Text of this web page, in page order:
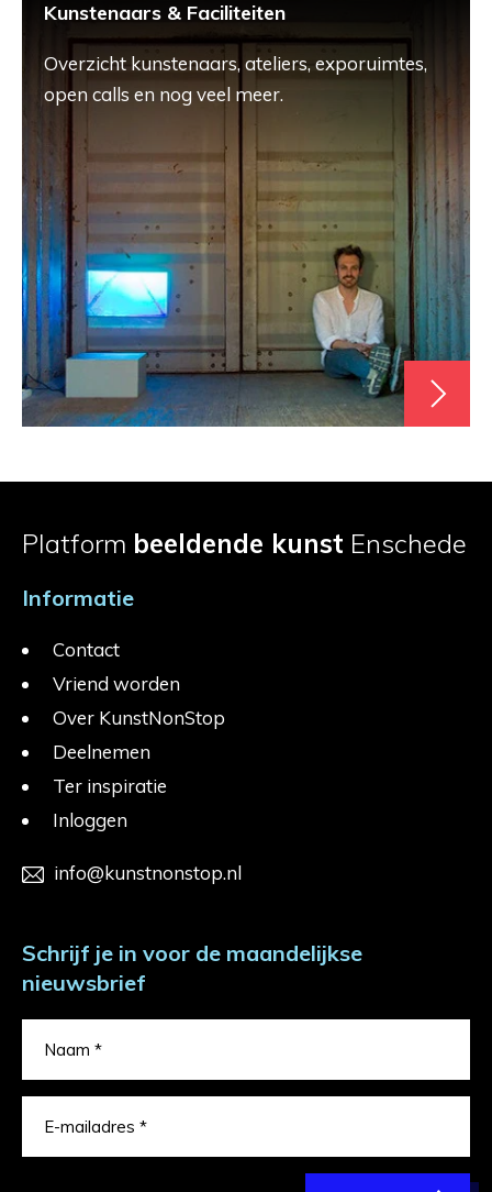
Kunstenaars & Faciliteiten
Overzicht kunstenaars, ateliers, exporuimtes,
open calls en nog veel meer.
Platform beeldende kunst Enschede
Informatie
Contact
Vriend worden
Over KunstNonStop
Deelnemen
Ter inspiratie
Inloggen
info@kunstnonstop.nl
Schrijf je in voor de maandelijkse
nieuwsbrief